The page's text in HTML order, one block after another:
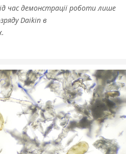
час демонстрації роботи лише
Daikin в